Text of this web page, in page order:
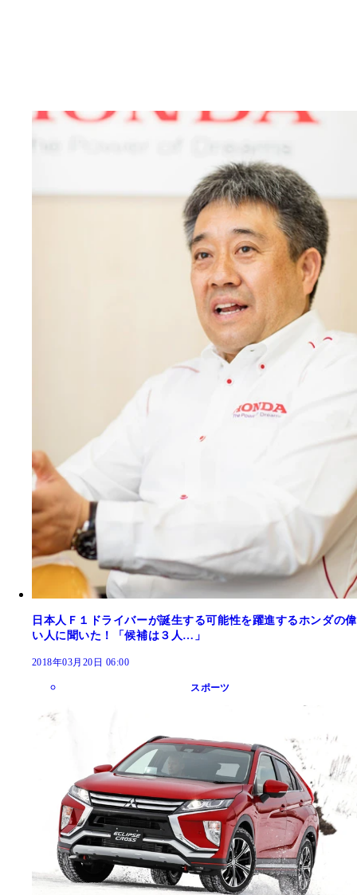
日本人Ｆ１ドライバーが誕生する可能性を躍進するホンダの偉
い人に聞いた！「候補は３人…」
2018年03月20日 06:00
スポーツ